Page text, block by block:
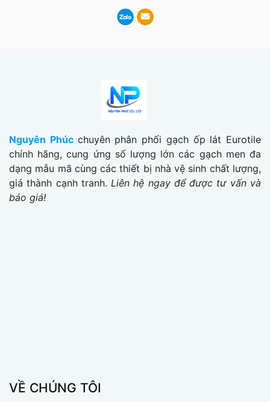
Nguyên Phúc chuyên phân phối gạch ốp lát Eurotile
chính hãng, cung ứng số lượng lớn các gạch men đa
dạng mẫu mã cùng các thiết bị nhà vệ sinh chất lượng,
giá thành cạnh tranh.Liên hệ ngay để được tư vấn và
báo giá!
VỀ CHÚNG TÔI